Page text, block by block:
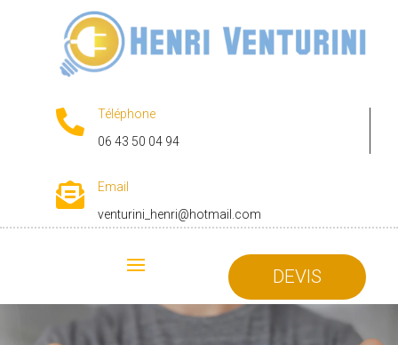

Téléphone
06 43 50 04 94

Email
venturini_henri@hotmail.com
DEVIS